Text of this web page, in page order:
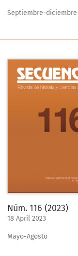
Septiembre-diciembre
Núm. 116 (2023)
18 April 2023
Mayo-Agosto